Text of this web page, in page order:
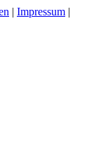
| Impressum |